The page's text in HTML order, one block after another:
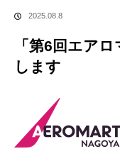
2025.08.8
「第6回エア
します